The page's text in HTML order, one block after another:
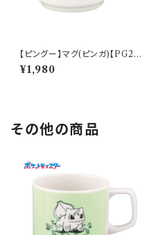
【ピングー】マグ(ピンガ)【PG2
0】PG22-11
¥1,980
その他の商品